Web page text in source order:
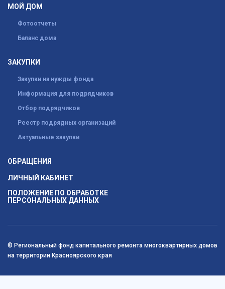
МОЙ ДОМ
Фотоотчеты
Баланс дома
ЗАКУПКИ
Закупки на нужды фонда
Информация для подрядчиков
Отбор подрядчиков
Реестр подрядных организаций
Актуальные закупки
ОБРАЩЕНИЯ
ЛИЧНЫЙ КАБИНЕТ
ПОЛОЖЕНИЕ ПО ОБРАБОТКЕ
ПЕРСОНАЛЬНЫХ ДАННЫХ
© Региональный фонд капитального ремонта многоквартирных домов
на территории Красноярского края